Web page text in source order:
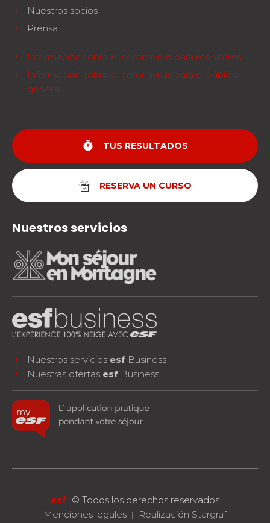
RESERVA
Nuestros socios
Prensa
Información sobre el coronavirus para monitores
Información sobre el coronavirus para el público
general
timer TUS RESULTADOS
RESERVA UN CURSO
Nuestros servicios
Nuestros servicios esf Business
Nuestras ofertas esf Business
esf © Todos los derechos reservados
Menciones legales
Realización Stargraf